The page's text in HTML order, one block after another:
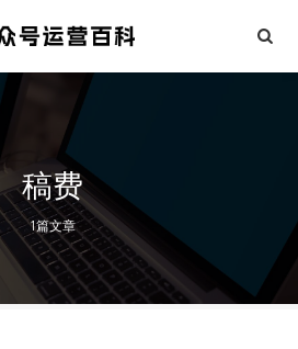
稿费
1篇文章